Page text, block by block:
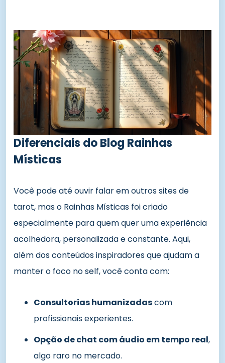
Diferenciais do Blog Rainhas
Místicas
Você pode até ouvir falar em outros sites de
tarot, mas o Rainhas Místicas foi criado
especialmente para quem quer uma experiência
acolhedora, personalizada e constante. Aqui,
além dos conteúdos inspiradores que ajudam a
manter o foco no self, você conta com:
Consultorias humanizadascom
profissionais experientes.
Opção de chat com áudio em tempo real,
algo raro no mercado.